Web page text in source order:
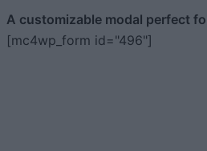
A customizable modal perfect
[mc4wp_form id="496"]